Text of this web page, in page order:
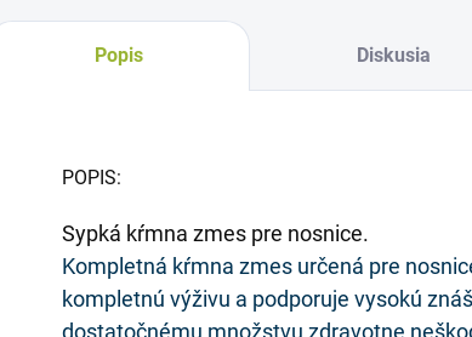
Popis Diskusia
POPIS:
Sypká kŕmna zmes pre nosnice.
Kompletná kŕmna zmes určená pre
kompletnú výživu a podporuje vysokú
dostatočnému množstvu zdravotne